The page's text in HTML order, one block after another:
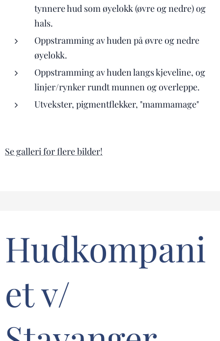
tynnere hud som øyelokk (øvre og nedre) og
hals.
Oppstramming av huden på øvre og nedre
øyelokk.
Oppstramming av huden langs kjeveline, og
linjer/rynker rundt munnen og overleppe.
Utvekster, pigmentflekker, "mammamage"
Se galleri for flere bilder!
Hudkompani
et v/